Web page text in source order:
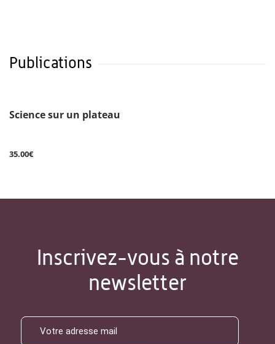
Publications
Science sur un plateau
35.00€
Inscrivez-vous à notre
newsletter